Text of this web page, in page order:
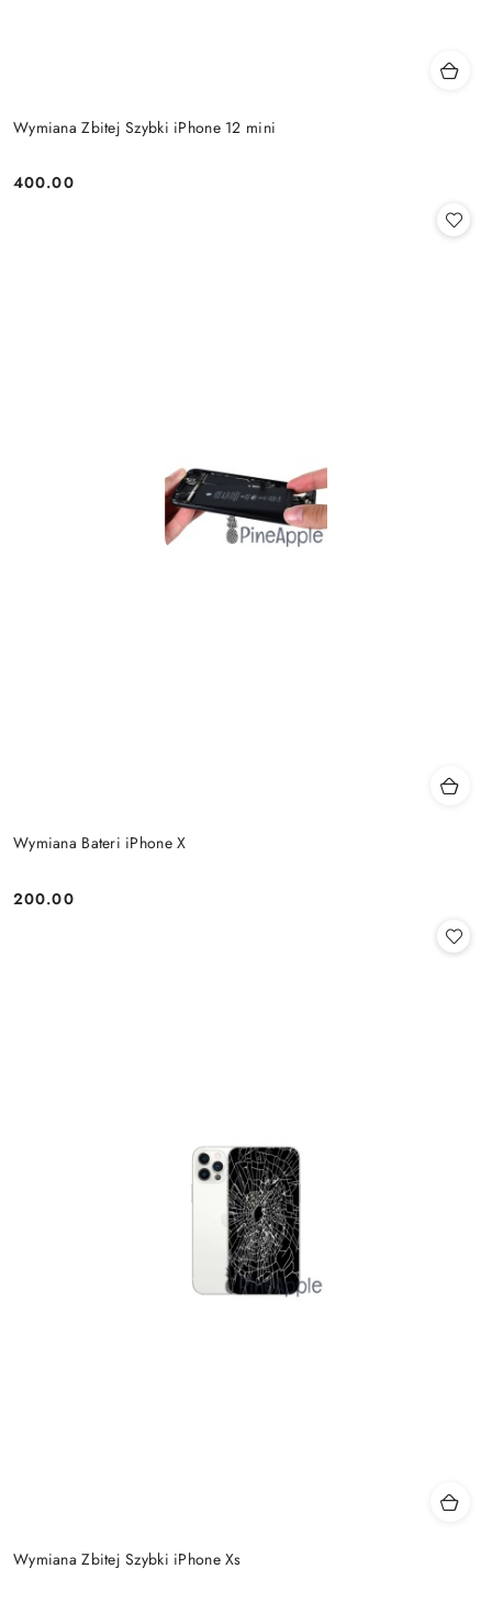
Wymiana Zbitej Szybki iPhone 12 mini
Cena:
400.00
Wymiana Bateri iPhone X
Cena:
200.00
Wymiana Zbitej Szybki iPhone Xs